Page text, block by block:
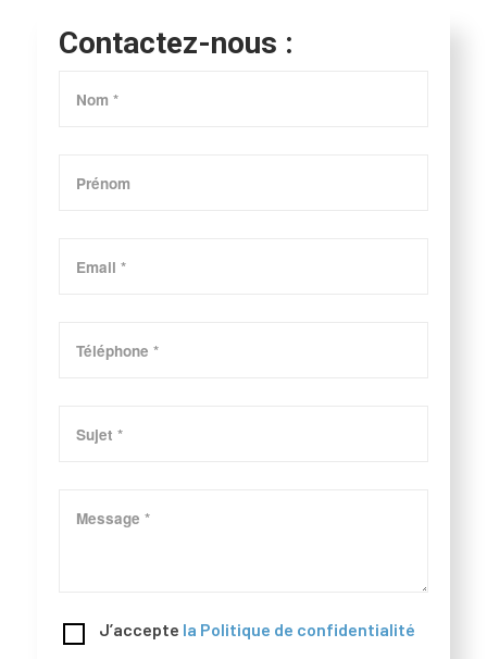
Contactez-nous :
J’accepte la Politique de confidentialité